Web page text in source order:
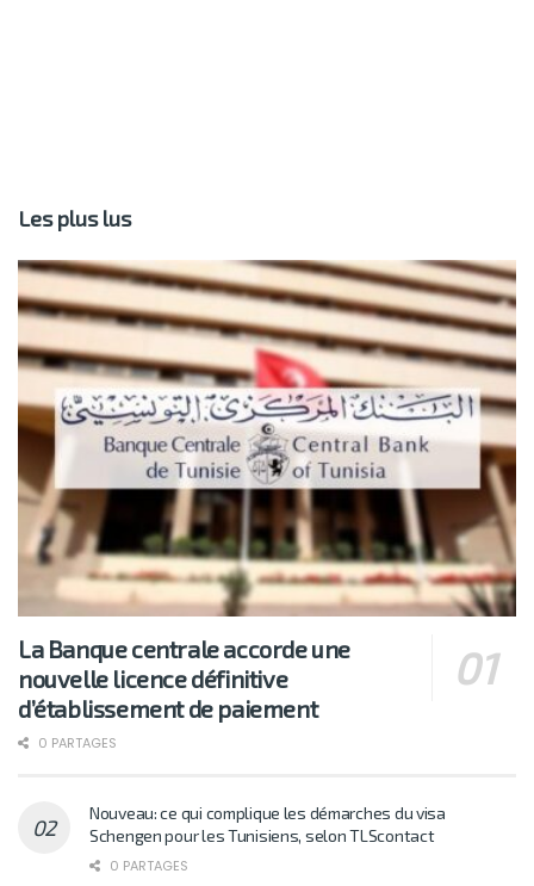
Les plus lus
La Banque centrale accorde une
nouvelle licence définitive
d’établissement de paiement
0 PARTAGES
Nouveau: ce qui complique les démarches du visa
Schengen pour les Tunisiens, selon TLScontact
0 PARTAGES